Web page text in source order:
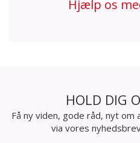
Hjælp os
HOLD DIG
Få ny viden, gode råd, nyt
via vores